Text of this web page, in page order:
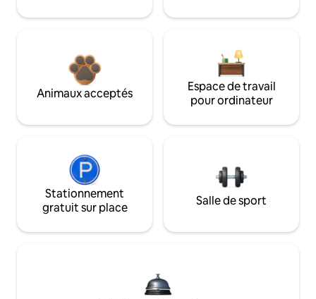
Animaux acceptés
Espace de travail
pour ordinateur
Stationnement
gratuit sur place
Salle de sport